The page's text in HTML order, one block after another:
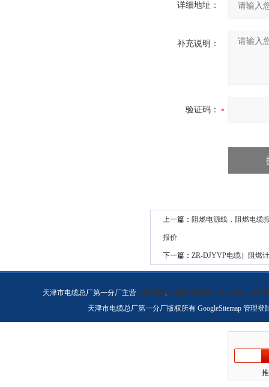
详细地址：
补充说明：
验证码：
上一篇： 阻燃电源线，阻燃电缆
报价
下一篇： ZR-DJYVP电缆）阻燃
天津市电缆总厂第一分厂主营天联电缆,天津市电缆总厂第一分厂天联电
天津市电缆总厂第一分厂版权所有 GoogleSitemap 管理登